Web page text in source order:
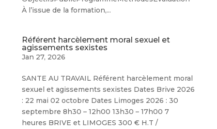
À l’issue de la formation,...
Référent harcèlement moral sexuel et
agissements sexistes
Jan 27, 2026
SANTE AU TRAVAIL Référent harcèlement moral
sexuel et agissements sexistes Dates Brive 2026
: 22 mai 02 octobre Dates Limoges 2026 : 30
septembre 8h30 – 12h00 13h30 – 17h00 7
heures BRIVE et LIMOGES 300 € H.T /